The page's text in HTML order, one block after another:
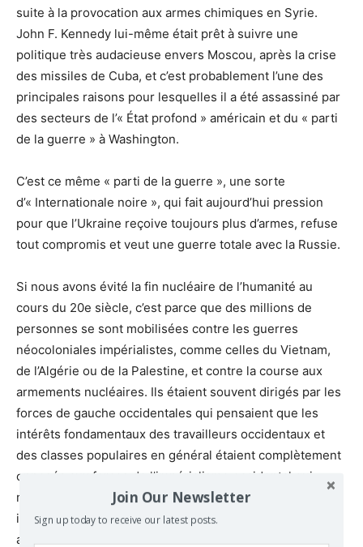
suite à la provocation aux armes chimiques en Syrie.
John F. Kennedy lui-même était prêt à suivre une
politique très audacieuse envers Moscou, après la crise
des missiles de Cuba, et c’est probablement l’une des
principales raisons pour lesquelles il a été assassiné par
des secteurs de l’« État profond » américain et du « parti
de la guerre » à Washington.
C’est ce même « parti de la guerre », une sorte
d’« Internationale noire », qui fait aujourd’hui pression
pour que l’Ukraine reçoive toujours plus d’armes, refuse
tout compromis et veut une guerre totale avec la Russie.
Si nous avons évité la fin nucléaire de l’humanité au
cours du 20e siècle, c’est parce que des millions de
personnes se sont mobilisées contre les guerres
néocoloniales impérialistes, comme celles du Vietnam,
de l’Algérie ou de la Palestine, et contre la course aux
armements nucléaires. Ils étaient souvent dirigés par les
forces de gauche occidentales qui pensaient que les
intérêts fondamentaux des travailleurs occidentaux et
des classes populaires en général étaient complètement
opposés aux forces de l’impérialisme occidental qui
menaient la guerre froide, et coïncidaient avec les
intérêts des nations du Sud contre l’impérialisme, et non
avec l’impérialisme occidental contre le Sud.
Join Our Newsletter
Sign up today to receive our latest posts.